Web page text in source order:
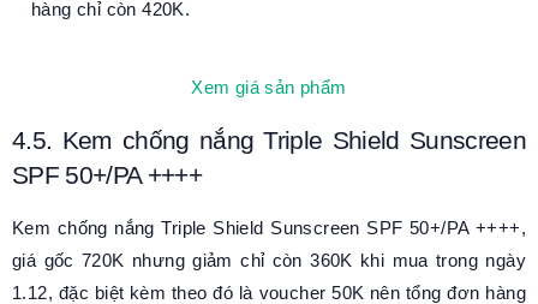
hàng chỉ còn 420K.
Xem giá sản phẩm
4.5. Kem chống nắng Triple Shield Sunscreen
SPF 50+/PA ++++
Kem chống nắng Triple Shield Sunscreen SPF 50+/PA ++++,
giá gốc 720K nhưng giảm chỉ còn 360K khi mua trong ngày
1.12, đặc biệt kèm theo đó là voucher 50K nên tổng đơn hàng